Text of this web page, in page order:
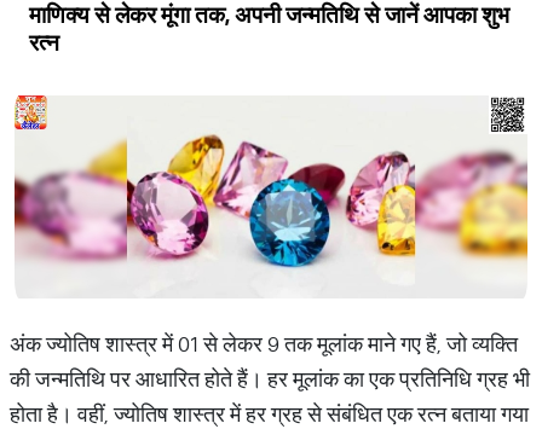
माणिक्य से लेकर मूंगा तक, अपनी जन्मतिथि से जानें आपका शुभ
रत्न
अंक ज्योतिष शास्त्र में 01 से लेकर 9 तक मूलांक माने गए हैं, जो व्यक्ति
की जन्मतिथि पर आधारित होते हैं। हर मूलांक का एक प्रतिनिधि ग्रह भी
होता है। वहीं, ज्योतिष शास्त्र में हर ग्रह से संबंधित एक रत्न बताया गया